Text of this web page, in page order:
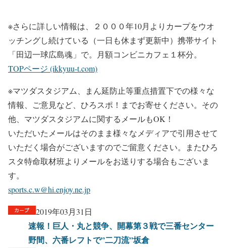
※さらに詳しい情報は、２０００年10月よりカープをウオ
ッチングし続けている（一日も休まず更新中）携帯サイト
「田辺一球広島魂」で。月額コンビニカフェ１杯分。
TOPページ (ikkyuu-t.com)
※マツダスタジアム、まん延防止等重点措置下での様々な
情報、ご意見など、ひろスポ！までお寄せください。その
他、マツダスタジアムに関するメールもOK！
いただいたメールはそのまま様々なメディアで引用させて
いただく場合がございますのでご留意ください。またひろ
スタ特命取材班よりメールをお送りする場合もございま
す。
sports.c.w@hi.enjoy.ne.jp
2019年03月31日
速報！巨人・丸と競争、開幕第３戦で三番センター
野間、六番レフトで”二刀流”坂倉